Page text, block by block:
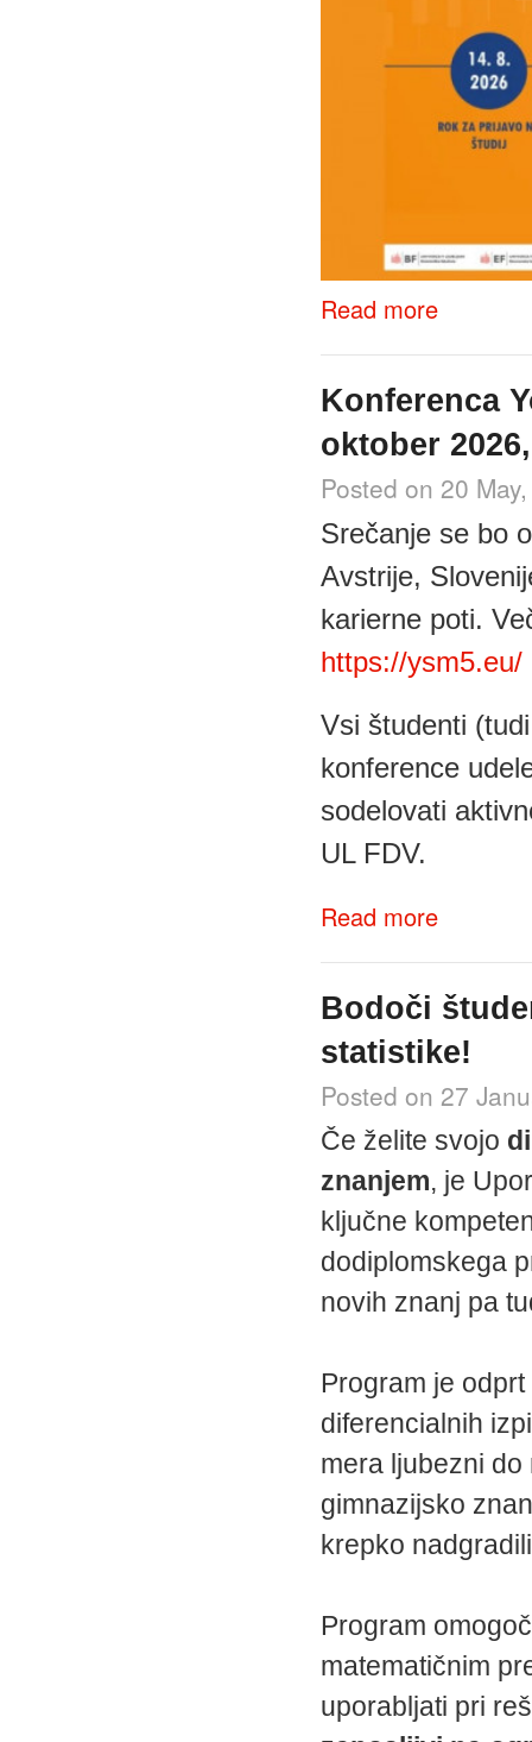
Read more
Konferenca
oktober
Posted on 20
Srečanje se bo
Avstrije,
karierne poti.
https://ysm5.eu/
Vsi študenti
konference
sodelovati
UL FDV.
Read more
Bodoči
statistike!
Posted on 27
Če želite svojo
znanjem, je
ključne
dodiplomskega
novih znanj pa
Program je
diferencialnih
mera ljubezni
gimnazijsko
krepko
Program
matematičnim
uporabljati pri